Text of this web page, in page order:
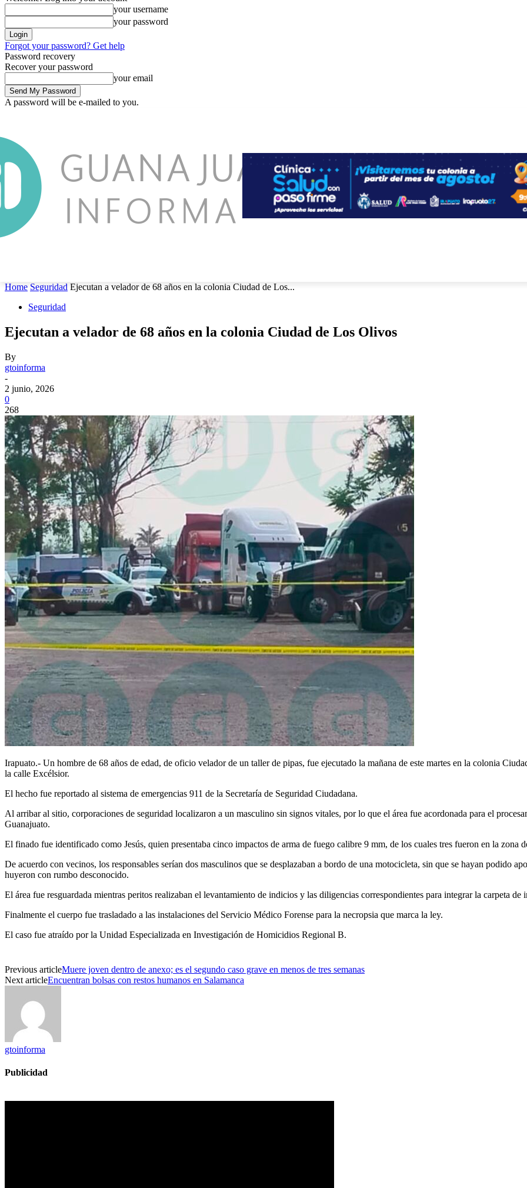
your username
your password
Forgot your password? Get help
Password recovery
Recover your password
your email
A password will be e-mailed to you.
Home Seguridad Ejecutan a velador de 68 años en la colonia Ciudad de Los...
Seguridad
Ejecutan a velador de 68 años en la colonia Ciudad de Los Olivos
By
gtoinforma
-
2 junio, 2026
0
268
Irapuato.- Un hombre de 68 años de edad, de oficio velador de un taller de pipas, fue ejecutado la mañana de este martes en la colonia
la calle Excélsior.
El hecho fue reportado al sistema de emergencias 911 de la Secretaría de Seguridad Ciudadana.
Al arribar al sitio, corporaciones de seguridad localizaron a un masculino sin signos vitales, por lo que el área fue acordonada para el
Guanajuato.
El finado fue identificado como Jesús, quien presentaba cinco impactos de arma de fuego calibre 9 mm, de los cuales tres fueron en la zona
De acuerdo con vecinos, los responsables serían dos masculinos que se desplazaban a bordo de una motocicleta, sin que se hayan podido
huyeron con rumbo desconocido.
El área fue resguardada mientras peritos realizaban el levantamiento de indicios y las diligencias correspondientes para integrar la carpeta de
Finalmente el cuerpo fue trasladado a las instalaciones del Servicio Médico Forense para la necropsia que marca la ley.
El caso fue atraído por la Unidad Especializada en Investigación de Homicidios Regional B.
Previous articleMuere joven dentro de anexo; es el segundo caso grave en menos de tres semanas
Next articleEncuentran bolsas con restos humanos en Salamanca
gtoinforma
Publicidad